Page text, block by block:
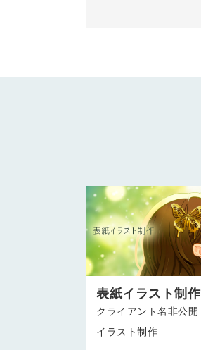
表紙イラスト制作
クライアント名非公開
イラスト制作